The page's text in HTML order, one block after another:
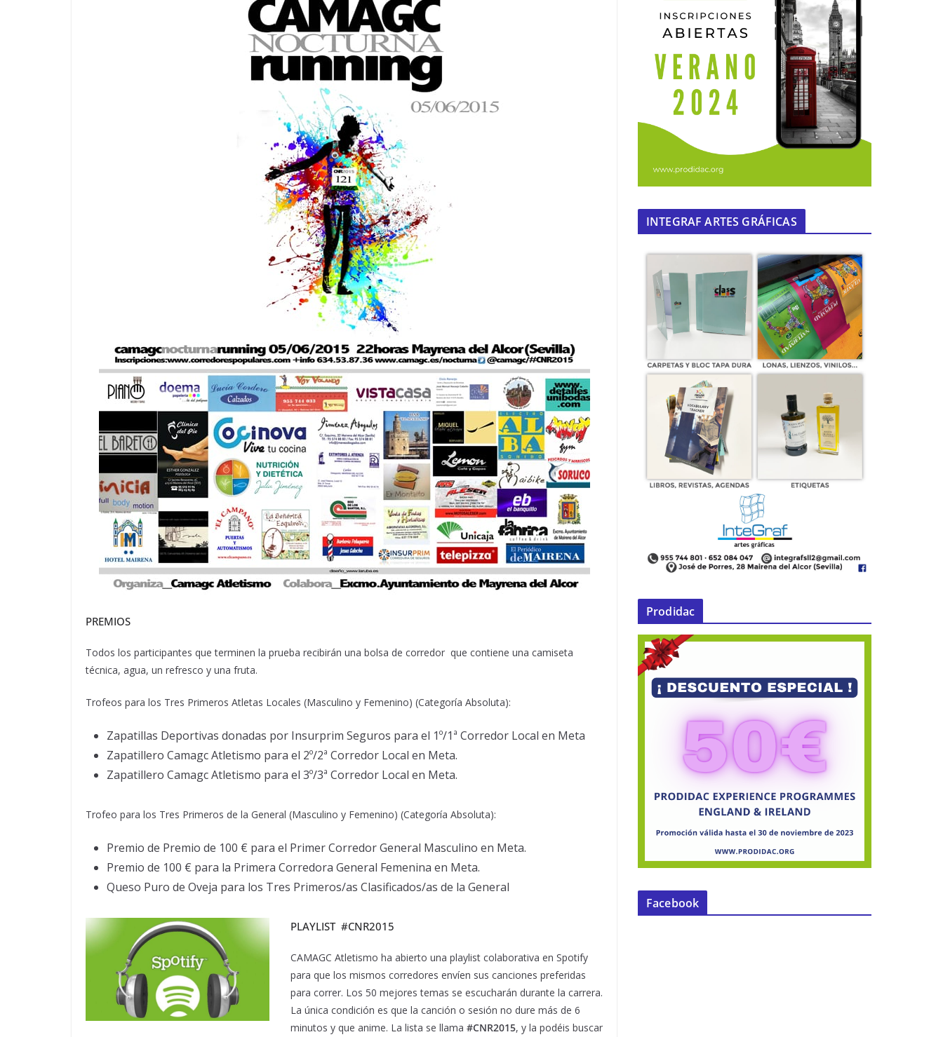
PREMIOS
Todos los participantes que terminen la prueba recibirán una bolsa de corredor que contiene una camiseta
técnica, agua, un refresco y una fruta.
Trofeos para los Tres Primeros Atletas Locales (Masculino y Femenino) (Categoría Absoluta):
Zapatillas Deportivas donadas por Insurprim Seguros para el 1º/1ª Corredor Local en Meta
Zapatillero Camagc Atletismo para el 2º/2ª Corredor Local en Meta.
Zapatillero Camagc Atletismo para el 3º/3ª Corredor Local en Meta.
Trofeo para los Tres Primeros de la General (Masculino y Femenino) (Categoría Absoluta):
Premio de Premio de 100 € para el Primer Corredor General Masculino en Meta.
Premio de 100 € para la Primera Corredora General Femenina en Meta.
Queso Puro de Oveja para los Tres Primeros/as Clasificados/as de la General
PLAYLIST #CNR2015
CAMAGC Atletismo ha abierto una playlist colaborativa en Spotify
para que los mismos corredores envíen sus canciones preferidas
para correr. Los 50 mejores temas se escucharán durante la carrera.
La única condición es que la canción o sesión no dure más de 6
minutos y que anime. La lista se llama #CNR2015, y la podéis buscar
INTEGRAF ARTES GRÁFICAS
Prodidac
Facebook